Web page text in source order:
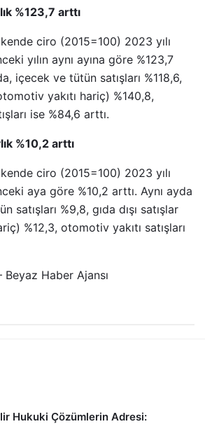
%123,7 arttı
ciro (2015=100) 2023 yılı
yılın aynı ayına göre %123,7
içecek ve tütün satışları %118,6,
yakıtı hariç) %140,8,
ise %84,6 arttı.
%10,2 arttı
ciro (2015=100) 2023 yılı
aya göre %10,2 arttı. Aynı ayda
satışları %9,8, gıda dışı satışlar
%12,3, otomotiv yakıtı satışları
Haber Ajansı
Hukuki Çözümlerin Adresi: